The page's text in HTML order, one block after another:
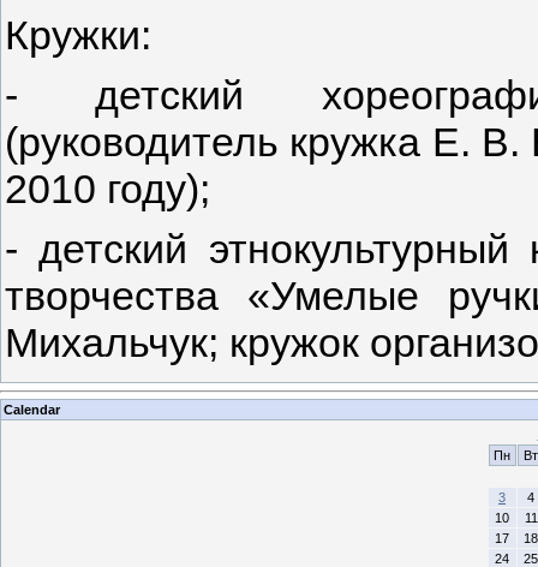
Кружки:
- детский
(руководитель кружка Е.
2010 году);
- детский этнокультурный
творчества «Умелые
Михальчук; кружок
Calendar
Пн
Вт
3
4
10
11
17
18
24
25